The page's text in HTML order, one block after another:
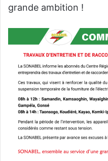
grande ambition !